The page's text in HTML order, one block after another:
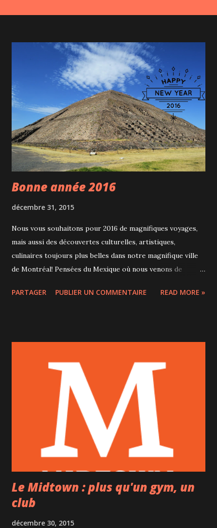
Bonne année 2016
décembre 31, 2015
Nous vous souhaitons pour 2016 de magnifiques voyages,
mais aussi des découvertes culturelles, artistiques,
culinaires toujours plus belles dans notre magnifique ville
de Montréal! Pensées du Mexique où nous venons de
Pyramide del Sol de Teotihuacan. Marie, Frank & Liam
PARTAGER PUBLIER UN COMMENTAIRE READ MORE »
Le Midtown : plus qu'un gym, un
club
décembre 30, 2015